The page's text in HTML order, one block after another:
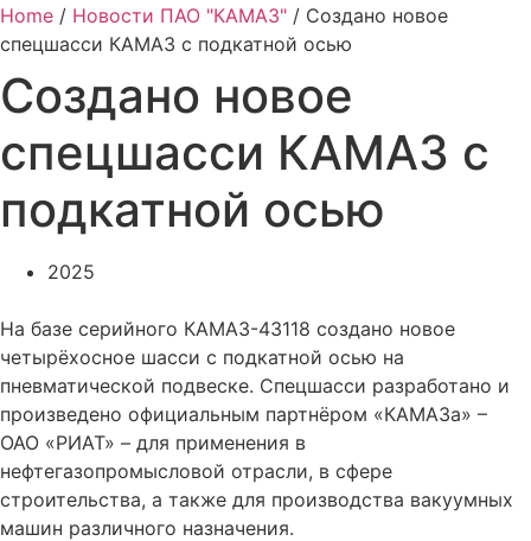
Home / Новости ПАО "КАМАЗ" / Создано новое
спецшасси КАМАЗ с подкатной осью
Создано новое
спецшасси КАМАЗ с
подкатной осью
2025
На базе серийного КАМАЗ-43118 создано новое
четырёхосное шасси с подкатной осью на
пневматической подвеске. Спецшасси разработано и
произведено официальным партнёром «КАМАЗа» –
ОАО «РИАТ» – для применения в
нефтегазопромысловой отрасли, в сфере
строительства, а также для производства вакуумных
машин различного назначения.